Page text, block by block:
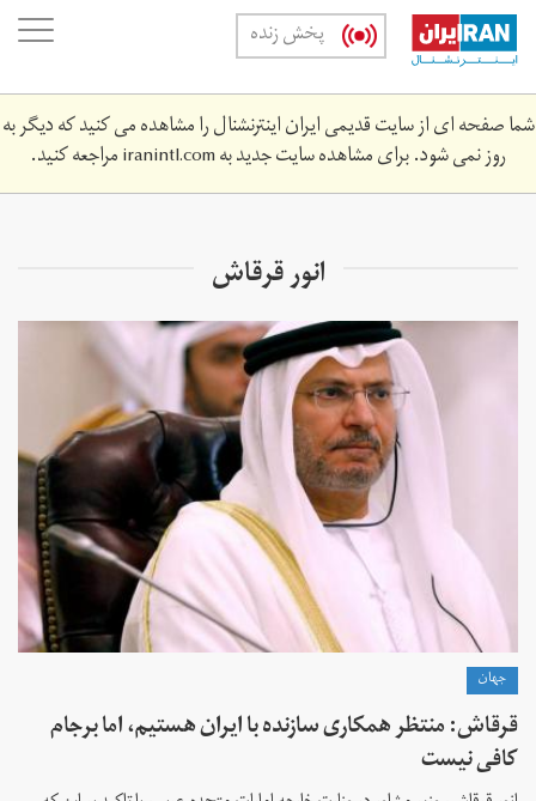
Skip
main
content
پخش زنده
شما صفحه ای از سایت قدیمی ایران اینترنشنال را مشاهده می کنید که دیگر به
روز نمی شود. برای مشاهده سایت جدید بهiranintl.comمراجعه کنید.
انور قرقاش
جهان
قرقاش: منتظر همکاری سازنده با ایران هستیم، اما برجام
کافی نیست